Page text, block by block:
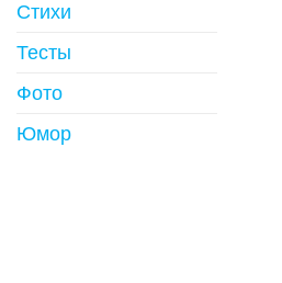
Стихи
Тесты
Фото
Юмор